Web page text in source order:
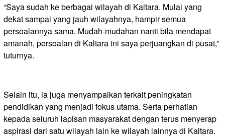
“Saya sudah ke berbagai wilayah di Kaltara. Mulai yang
dekat sampai yang jauh wilayahnya, hampir semua
persoalannya sama. Mudah-mudahan nanti bila mendapat
amanah, persoalan di Kaltara ini saya perjuangkan di pusat,”
tuturnya.
Selain itu, ia juga menyampaikan terkait peningkatan
pendidikan yang menjadi fokus utama. Serta perhatian
kepada seluruh lapisan masyarakat dengan terus menyerap
aspirasi dari satu wilayah lain ke wilayah lainnya di Kaltara.